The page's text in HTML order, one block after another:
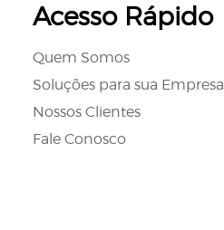
Acesso Rápido
Quem Somos
Soluções para sua Empresa
Nossos Clientes
Fale Conosco